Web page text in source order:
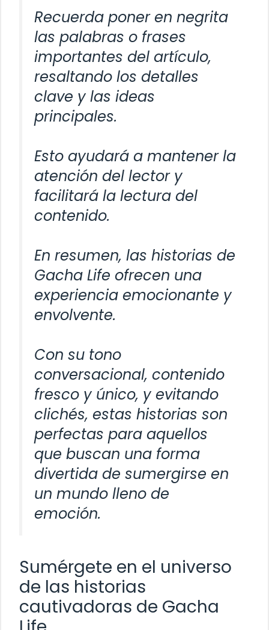
Recuerda poner en negrita
las palabras o frases
importantes del artículo,
resaltando los detalles
clave y las ideas
principales.
Esto ayudará a mantener la
atención del lector y
facilitará la lectura del
contenido.
En resumen, las historias de
Gacha Life ofrecen una
experiencia emocionante y
envolvente.
Con su tono
conversacional, contenido
fresco y único, y evitando
clichés, estas historias son
perfectas para aquellos
que buscan una forma
divertida de sumergirse en
un mundo lleno de
emoción.
Sumérgete en el universo
de las historias
cautivadoras de Gacha